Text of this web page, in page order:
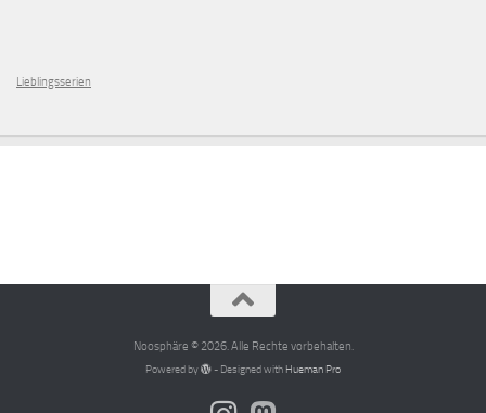
Lieblingsserien
Noosphäre © 2026. Alle Rechte vorbehalten.
Powered by - Designed with Hueman Pro